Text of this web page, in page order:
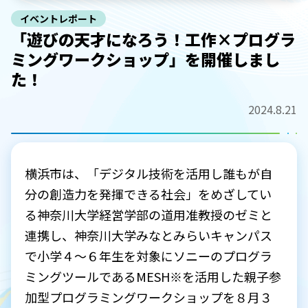
イベントレポート
「遊びの天才になろう！工作×プログラ
ミングワークショップ」を開催しまし
た！
2024.8.21
横浜市は、「デジタル技術を活用し誰もが自
分の創造力を発揮できる社会」をめざしてい
る神奈川大学経営学部の道用准教授のゼミと
連携し、神奈川大学みなとみらいキャンパス
で小学４～６年生を対象にソニーのプログラ
ミングツールであるMESH※を活用した親子参
加型プログラミングワークショップを８月３